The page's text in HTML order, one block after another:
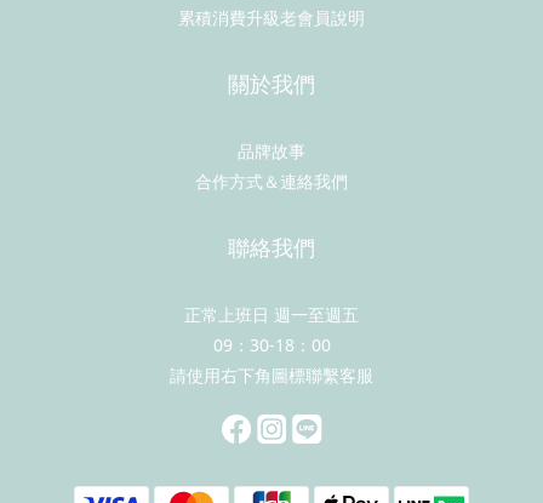
累積消費升級老會員說明
關於我們
品牌故事
合作方式＆連絡我們
聯絡我們
正常上班日 週一至週五
09：30-18：00
請使用右下角圖標聯繫客服